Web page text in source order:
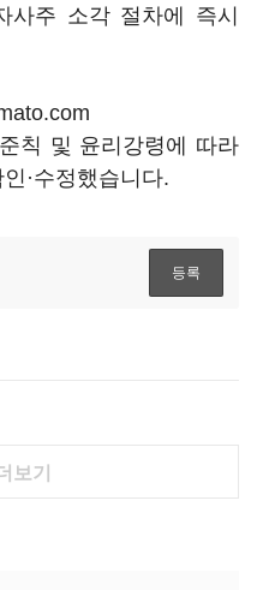
사주 소각 절차에 즉시
칙 및 윤리강령에 따라
·수정했습니다.
보기